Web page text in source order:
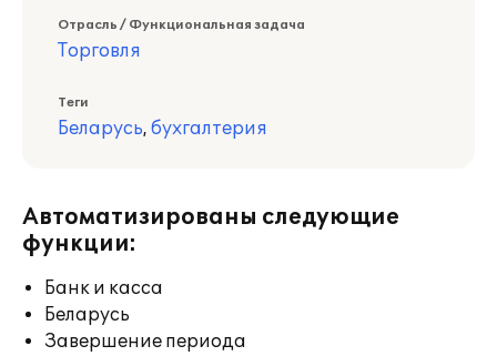
Отрасль / Функциональная задача
Торговля
Теги
Беларусь, бухгалтерия
Автоматизированы следующие
функции:
Банк и касса
Беларусь
Завершение периода